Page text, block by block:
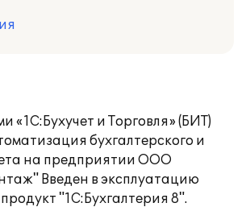
«1С:Бухучет и Торговля» (БИТ)
бухгалтерского и
на предприятии ООО
Введен в эксплуатацию
"1С:Бухгалтерия 8".